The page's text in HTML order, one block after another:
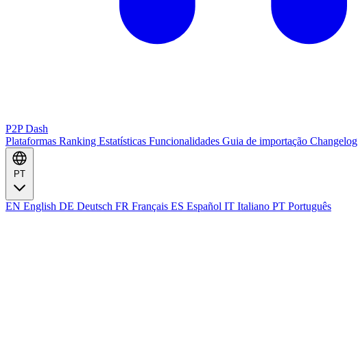
P2P Dash
Plataformas Ranking Estatísticas Funcionalidades Guia de importação Changelog
PT
EN English DE Deutsch FR Français ES Español IT Italiano PT Português